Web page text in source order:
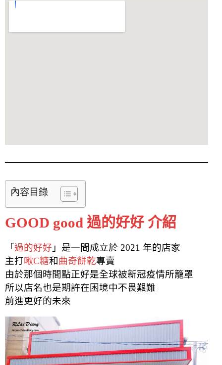
內容目錄
GOOD good 過的好好 介紹
「過的好好 」是一間成立於 2021 年的店家
主打啾C糖和曲奇餅乾專賣
由於那個時間點正好是全球被新冠疫情所籠罩
所以店名也是期許在困境中不畏艱難
前進更好的未來